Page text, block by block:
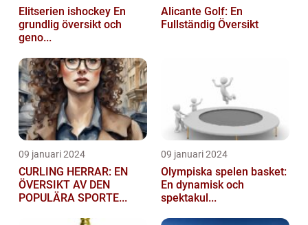
Elitserien ishockey En
grundlig översikt och
geno...
Alicante Golf: En
Fullständig Översikt
09 januari 2024
CURLING HERRAR: EN
ÖVERSIKT AV DEN
POPULÄRA SPORTE...
09 januari 2024
Olympiska spelen basket:
En dynamisk och
spektakul...